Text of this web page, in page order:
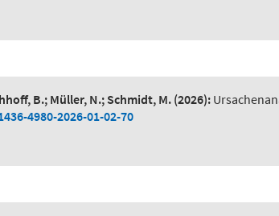
B.; Müller, N.; Schmidt, M. (2026):
4980-2026-01-02-70